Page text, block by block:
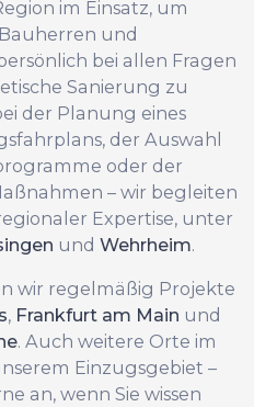
im Einsatz, um
und
bei allen Fragen
Sanierung zu
der Planung eines
der Auswahl
oder der
– wir begleiten
Expertise, unter
und Wehrheim.
wir regelmäßig Projekte
, Frankfurt am Main und
. Auch weitere Orte im
Einzugsgebiet –
an, wenn Sie wissen